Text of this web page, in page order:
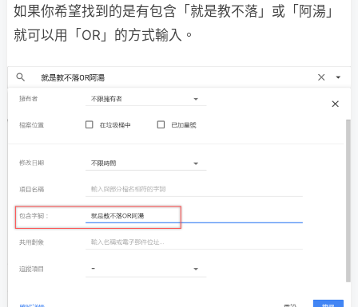
如果你希望找到的是有包含「就是教不落」或「阿湯」
就可以用「OR」的方式輸入。